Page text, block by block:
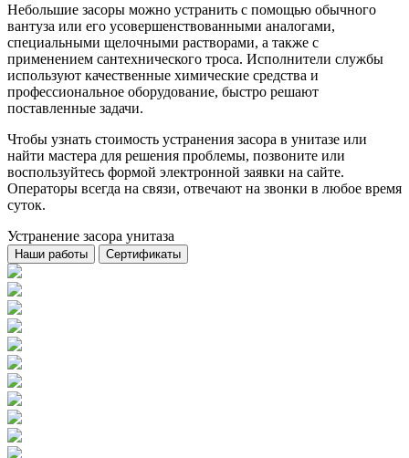
Небольшие засоры можно устранить с помощью обычного
вантуза или его усовершенствованными аналогами,
специальными щелочными растворами, а также с
применением сантехнического троса. Исполнители службы
используют качественные химические средства и
профессиональное оборудование, быстро решают
поставленные задачи.
Чтобы узнать стоимость устранения засора в унитазе или
найти мастера для решения проблемы, позвоните или
воспользуйтесь формой электронной заявки на сайте.
Операторы всегда на связи, отвечают на звонки в любое время
суток.
Устранение засора унитаза
Наши работы Сертификаты